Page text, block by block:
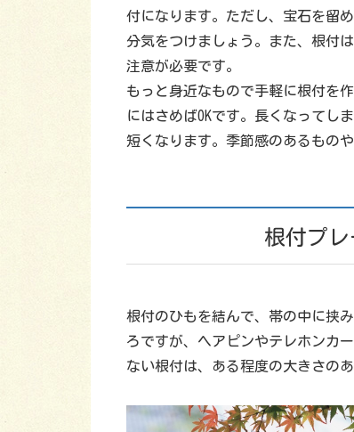
付になります。ただし、宝石を留
分気をつけましょう。また、根付
注意が必要です。
もっと身近なもので手軽に根付を
にはさめばOKです。長くなってし
短くなります。季節感のあるもの
根付プ
根付のひもを結んで、帯の中に挟
ろですが、ヘアピンやテレホンカ
ない根付は、ある程度の大きさの